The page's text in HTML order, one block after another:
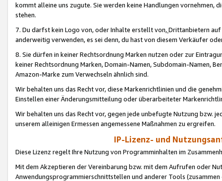
kommt alleine uns zugute. Sie werden keine Handlungen vornehmen,
stehen.
7. Du darfst kein Logo von, oder Inhalte erstellt von,Drittanbietern auf
anderweitig verwenden, es sei denn, du hast von diesem Verkäufer
8. Sie dürfen in keiner Rechtsordnung Marken nutzen oder zur
keiner Rechtsordnung Marken, Domain-Namen, Subdomain-Namen,
Amazon-Marke zum Verwechseln ähnlich sind.
Wir behalten uns das Recht vor, diese Markenrichtlinien und die
Einstellen einer Änderungsmitteilung oder überarbeiteter
Wir behalten uns das Recht vor, gegen jede unbefugte Nutzung bzw.
unserem alleinigen Ermessen angemessene Maßnahmen zu ergreifen.
IP-Lizenz- und
Diese Lizenz regelt Ihre Nutzung von Programminhalten im
Mit dem Akzeptieren der Vereinbarung bzw. mit dem Aufrufen oder
Anwendungsprogrammierschnittstellen und anderer Tools (zusammen